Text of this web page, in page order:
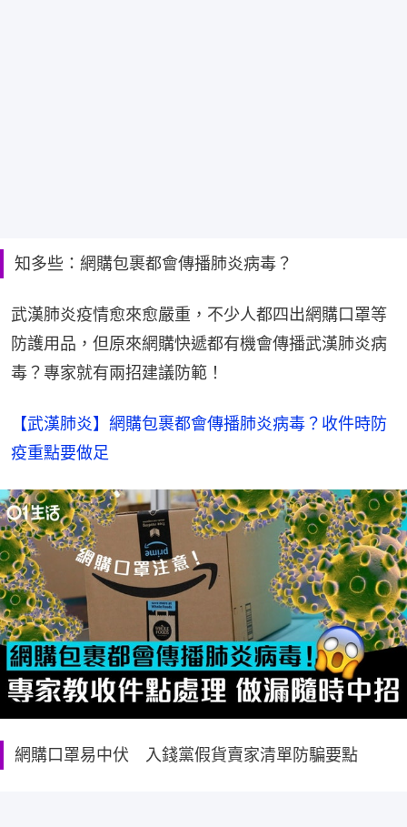
知多些：網購包裹都會傳播肺炎病毒？
武漢肺炎疫情愈來愈嚴重，不少人都四出網購口罩等
防護用品，但原來網購快遞都有機會傳播武漢肺炎病
毒？專家就有兩招建議防範！
【武漢肺炎】網購包裹都會傳播肺炎病毒？收件時防
疫重點要做足
網購口罩易中伏 入錢黨假貨賣家清單防騙要點